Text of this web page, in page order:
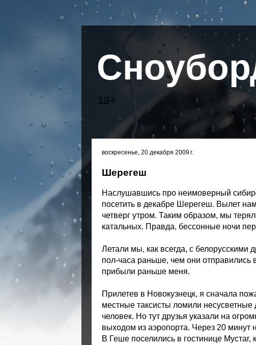
18+
воскресенье, 20 декабря 2009 г.
Шерегеш
Наслушавшись про неимоверный
посетить в декабре Шерегеш. Вылет
четверг утром. Таким образом, мы
катальных. Правда, бессонные ночи
Летали мы, как всегда, с
пол-часа раньше, чем они отправились
прибыли раньше меня.
Прилетев в Новокузнецк, я сначала
местные таксисты ломили
человек. Но тут друзья указали на
выходом из аэропорта. Через 20 минут
В Геше поселились в гостинице